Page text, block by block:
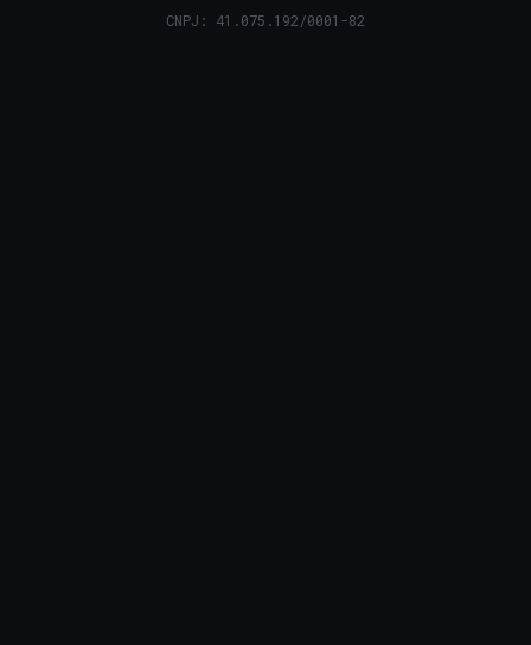
CNPJ: 41.075.192/0001-82